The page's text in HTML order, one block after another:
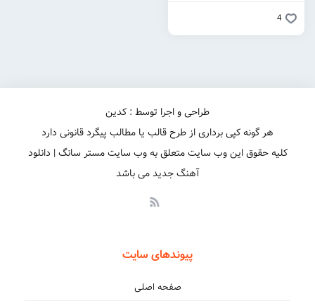
4
طراحی و اجرا توسط : کدین
هر گونه کپی برداری از طرح قالب یا مطالب پیگرد قانونی دارد
کلیه حقوق این وب سایت متعلق به وب سایت مستر سانگ | دانلود
آهنگ جدید می باشد
پیوندهای سایت
صفحه اصلی